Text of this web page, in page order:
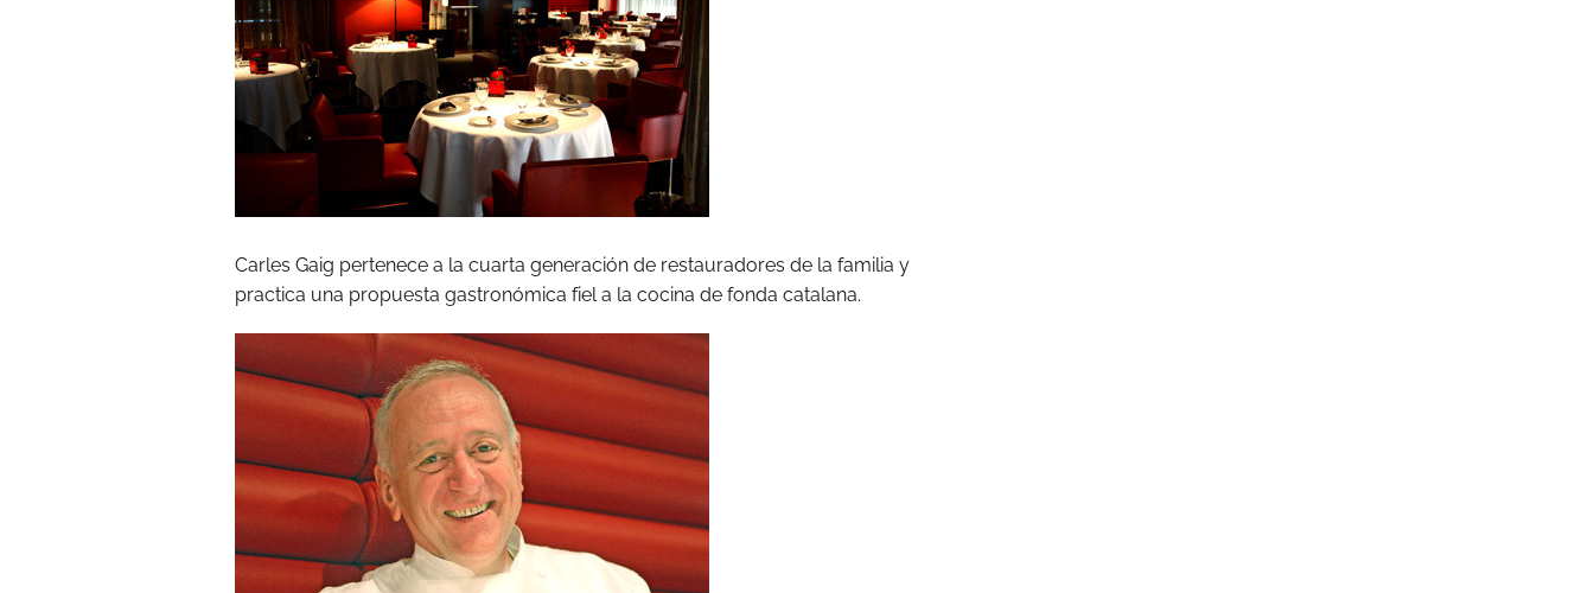
Carles Gaig pertenece a la cuarta generación de restauradores de la familia y
practica una propuesta gastronómica fiel a la cocina de fonda catalana.